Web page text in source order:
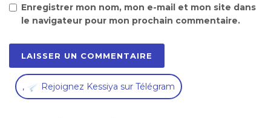
Enregistrer mon nom, mon e-mail et mon site dans
le navigateur pour mon prochain commentaire.
, Rejoignez Kessiya sur Télégram